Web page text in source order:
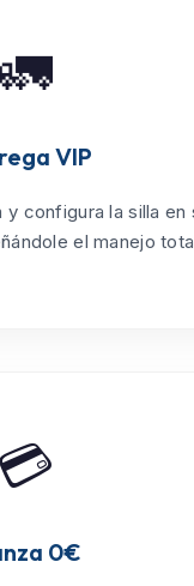
🚛
VIP
configura la silla en
el manejo
💳
0€